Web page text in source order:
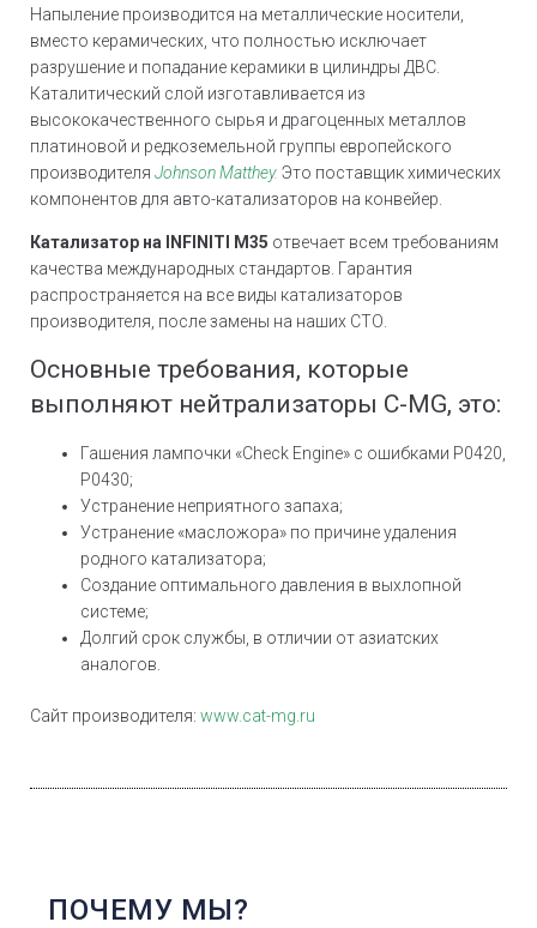
Напыление производится на металлические носители,
вместо керамических, что полностью исключает
разрушение и попадание керамики в цилиндры ДВС.
Каталитический слой изготавливается из
высококачественного сырья и драгоценных металлов
платиновой и редкоземельной группы европейского
производителя Johnson Matthey. Это поставщик химических
компонентов для авто-катализаторов на конвейер.
Катализатор на INFINITI M35 отвечает всем требованиям
качества международных стандартов. Гарантия
распространяется на все виды катализаторов
производителя, после замены на наших СТО.
Основные требования, которые
выполняют нейтрализаторы C-MG, это:
Гашения лампочки «Check Engine» с ошибками Р0420,
Р0430;
Устранение неприятного запаха;
Устранение «масложора» по причине удаления
родного катализатора;
Создание оптимального давления в выхлопной
системе;
Долгий срок службы, в отличии от азиатских
аналогов.
Сайт производителя: www.cat-mg.ru
ПОЧЕМУ МЫ?